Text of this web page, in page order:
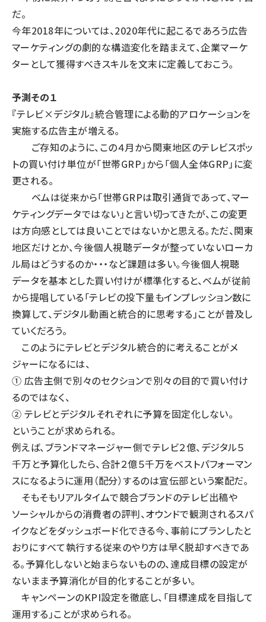
だ。
今年2018年については、2020年代に起こるであろう広告
マーケティングの劇的な構造変化を踏まえて、企業マーケ
ターとして獲得すべきスキルを文末に定義しておこう。
予測その１
『テレビ×デジタル』統合管理による動的アロケーションを
実施する広告主が増える。
ご存知のように、この４月から関東地区のテレビスポッ
トの買い付け単位が「世帯GRP」から「個人全体GRP」に変
更される。
ベムは従来から「世帯GRPは取引通貨であって、マー
ケティングデータではない」と言い切ってきたが、この変更
は方向感としては良いことではないかと思える。ただ、関東
地区だけとか、今後個人視聴データが整っていないローカ
ル局はどうするのか・・・など課題は多い。今後個人視聴
データを基本とした買い付けが標準化すると、ベムが従前
から提唱している「テレビの投下量もインプレッション数に
換算して、デジタル動画と統合的に思考する」ことが普及し
ていくだろう。
このようにテレビとデジタル統合的に考えることがメ
ジャーになるには、
① 広告主側で別々のセクションで別々の目的で買い付け
るのではなく、
② テレビとデジタルそれぞれに予算を固定化しない。
ということが求められる。
例えば、ブランドマネージャー側でテレビ２億、デジタル５
千万と予算化したら、合計２億５千万をベストパフォーマン
スになるように運用（配分）するのは宣伝部という案配だ。
そもそもリアルタイムで競合ブランドのテレビ出稿や
ソーシャルからの消費者の評判、オウンドで観測されるスパ
イクなどをダッシュボード化できる今、事前にプランしたと
おりにすべて執行する従来のやり方は早く脱却すべきであ
る。予算化しないと始まらないものの、達成目標の設定が
ないまま予算消化が目的化することが多い。
キャンペーンのKPI設定を徹底し、「目標達成を目指して
運用する」ことが求められる。